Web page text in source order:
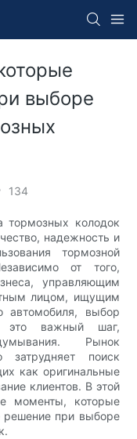
выборе
134
тормозных колодок
надежность и
тормозной
от того,
управляющим
лицом, ищущим
автомобиля, выбор
это важный шаг,
Рынок
затрудняет поиск
как оригинальные
клиентов. В этой
моменты, которые
решение при выборе